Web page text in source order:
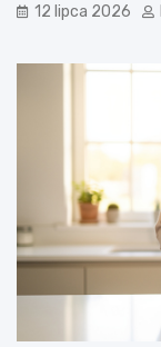
12 lipca 2026